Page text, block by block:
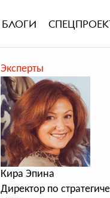
БЛОГИ
Эксперты
Кира Эпина
Директор по